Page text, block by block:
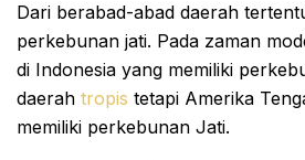
Dari berabad-abad daerah
perkebunan jati. Pada zaman
di Indonesia yang memiliki
daerah tropis tetapi Amerika
memiliki perkebunan Jati.